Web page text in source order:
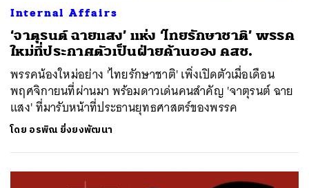
Internal Affairs
‘จาตุรนต์ ฉายแสง’ แห่ง ‘ไทยรักษาชาติ’ พรรค
ใหม่ที่ประกาศตัวเป็นฝ่ายค้านของ คสช.
พรรคน้องใหม่อย่าง 'ไทยรักษาชาติ' เพิ่งเปิดตัวเมื่อเดือน
พฤศจิกายนที่ผ่านมา พร้อมดาวเด่นคนสำคัญ 'จาตุรนต์ ฉาย
แสง' ที่มารับหน้าที่ประธานยุทธศาสตร์ของพรรค
โดย อรพิณ ยิ่งยงพัฒนา